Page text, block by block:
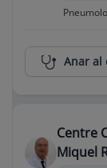
Centro
Anar al
Centre
Miquel